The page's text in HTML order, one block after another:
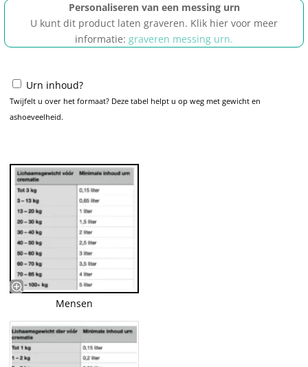
Personaliseren van een messing urn
U kunt dit product laten graveren. Klik hier voor meer
informatie: graveren messing urn.
Urn inhoud?
Twijfelt u over het formaat? Deze tabel helpt u op weg met gewicht en
ashoeveelheid.
Mensen